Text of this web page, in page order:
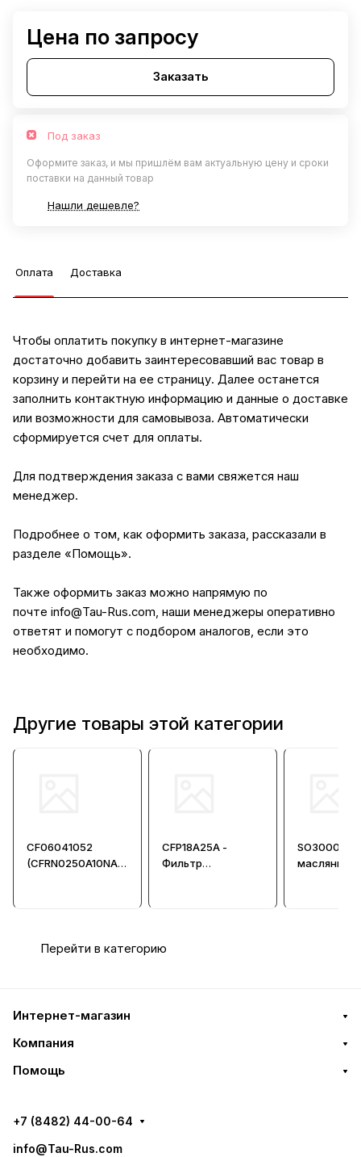
Цена по запросу
Заказать
Под заказ
Оформите заказ, и мы пришлём вам актуальную цену и сроки
поставки на данный товар
Нашли дешевле?
Оплата Доставка
Чтобы оплатить покупку в интернет-магазине
достаточно добавить заинтересовавший вас товар в
корзину и перейти на ее страницу. Далее останется
заполнить контактную информацию и данные о доставке
или возможности для самовывоза. Автоматически
сформируется счет для оплаты.
Для подтверждения заказа с вами свяжется наш
менеджер.
Подробнее о том, как оформить заказа, рассказали в
разделе «Помощь».
Также оформить заказ можно напрямую по
почте info@Tau-Rus.com, наши менеджеры оперативно
ответят и помогут с подбором аналогов, если это
необходимо.
Другие товары этой категории
CF06041052
(CFRN0250A10NA) -
CFP18A25A -
Фильтр
SO3000 -
масляный
Перейти в категорию
Интернет-магазин
Компания
Помощь
+7 (8482) 44-00-64
info@Tau-Rus.com